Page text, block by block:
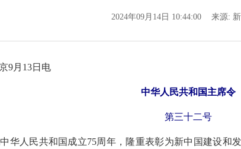
2024年09月14日 10:44:00 来源:
月13日电
中华人民共和国主席令
第三十二号
人民共和国成立75周年，隆重表彰为新中国建设和